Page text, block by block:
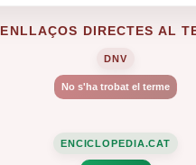
ENLLAÇOS DIRECTES AL
DNV
No s'ha trobat el terme
ENCICLOPEDIA.CAT